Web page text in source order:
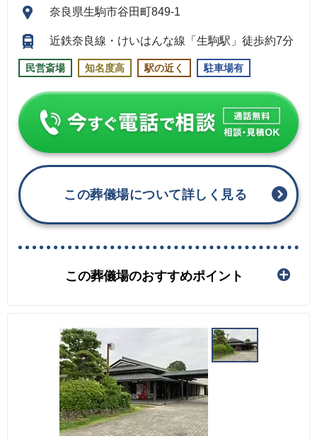
奈良県生駒市谷田町849-1
近鉄奈良線・けいはんな線「生駒駅」徒歩約7分
民営斎場 知名度高 駅の近く 駐車場有
この葬儀場について詳しく見る
この葬儀場のおすすめポイント